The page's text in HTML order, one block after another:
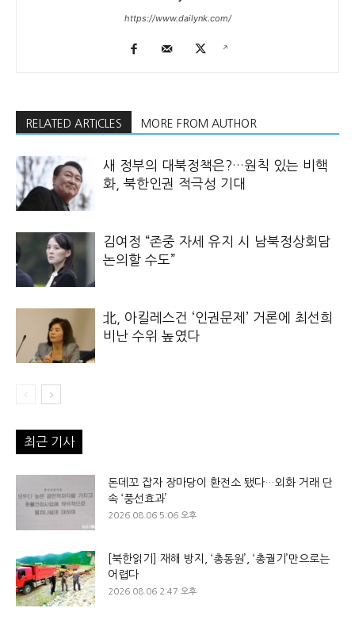
https://www.dailynk.com/
RELATED ARTICLES MORE FROM AUTHOR
새 정부의 대북정책은?…원칙 있는 비핵
화, 북한인권 적극성 기대
김여정 “존중 자세 유지 시 남북정상회담
논의할 수도”
北, 아킬레스건 ‘인권문제’ 거론에 최선희
비난 수위 높였다
최근 기사
돈데꼬 잡자 장마당이 환전소 됐다…외화 거래 단
속 ‘풍선효과’
2026.08.06 5:06 오후
[북한읽기] 재해 방지, ‘총동원’, ‘총궐기’만으로는
어렵다
2026.08.06 2:47 오후